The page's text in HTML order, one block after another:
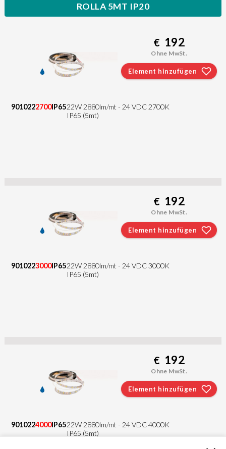
ROLLA 5MT IP20
9010222700IP6522W 2880lm/mt - 24 VDC 2700K
IP65 (5mt)
€ 192
Ohne MwSt.
Element hinzufügen
9010223000IP6522W 2880lm/mt - 24 VDC 3000K
IP65 (5mt)
€ 192
Ohne MwSt.
Element hinzufügen
9010224000IP6522W 2880lm/mt - 24 VDC 4000K
IP65 (5mt)
€ 192
Ohne MwSt.
Element hinzufügen